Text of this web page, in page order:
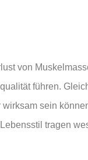
von
führen.
sein
tragen